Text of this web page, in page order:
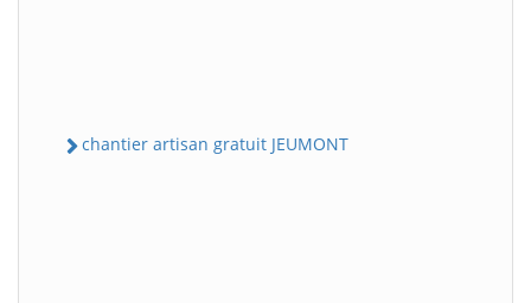
chantier artisan gratuit JEUMONT